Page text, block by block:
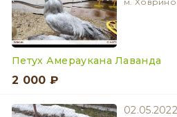
Петух Амераукана Лаванда
2 000 ₽
02.05.2022